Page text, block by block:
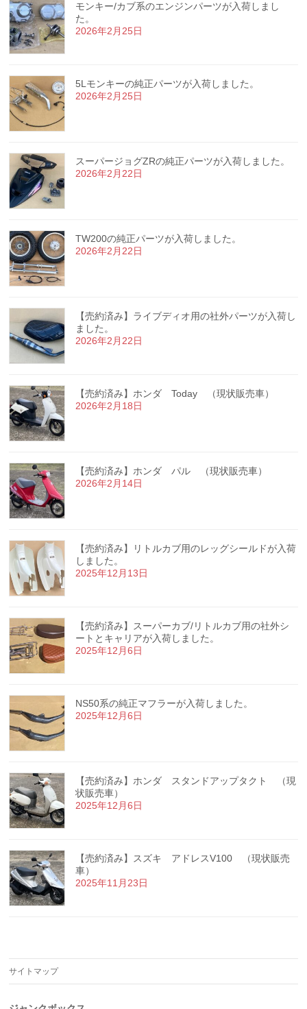
モンキー/カブ系のエンジンパーツが入荷しまし
た。
2026年2月25日
5Lモンキーの純正パーツが入荷しました。
2026年2月25日
スーパージョグZRの純正パーツが入荷しました。
2026年2月22日
TW200の純正パーツが入荷しました。
2026年2月22日
【売約済み】ライブディオ用の社外パーツが入荷し
ました。
2026年2月22日
【売約済み】ホンダ Today （現状販売車）
2026年2月18日
【売約済み】ホンダ パル （現状販売車）
2026年2月14日
【売約済み】リトルカブ用のレッグシールドが入荷
しました。
2025年12月13日
【売約済み】スーパーカブ/リトルカブ用の社外シ
ートとキャリアが入荷しました。
2025年12月6日
NS50系の純正マフラーが入荷しました。
2025年12月6日
【売約済み】ホンダ スタンドアップタクト （現
状販売車）
2025年12月6日
【売約済み】スズキ アドレスV100 （現状販売
車）
2025年11月23日
サイトマップ